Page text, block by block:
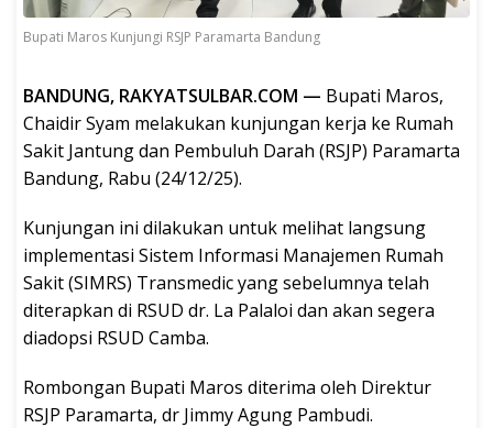
Bupati Maros Kunjungi RSJP Paramarta Bandung
BANDUNG, RAKYATSULBAR.COM — Bupati Maros,
Chaidir Syam melakukan kunjungan kerja ke Rumah
Sakit Jantung dan Pembuluh Darah (RSJP) Paramarta
Bandung, Rabu (24/12/25).
Kunjungan ini dilakukan untuk melihat langsung
implementasi Sistem Informasi Manajemen Rumah
Sakit (SIMRS) Transmedic yang sebelumnya telah
diterapkan di RSUD dr. La Palaloi dan akan segera
diadopsi RSUD Camba.
Rombongan Bupati Maros diterima oleh Direktur
RSJP Paramarta, dr Jimmy Agung Pambudi.